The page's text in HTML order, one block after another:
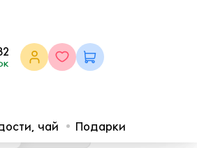
чай Подарки
196 /кг